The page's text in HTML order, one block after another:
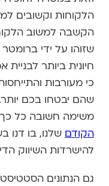
הלקוחות וקשובים
שזוהו על ידי
חיונית ביותר
כי מעורבות
שהם יבטחו בכם
משימה חשובה כל כך,
הקודם שלנו, בו דנו
להישרדות השיווק
גם הנתונים